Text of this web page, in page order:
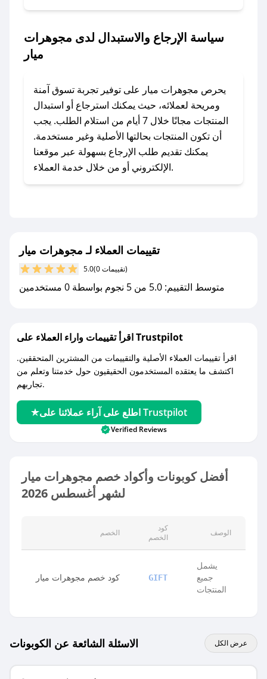
### ماذا أفعل إذا لم أجد كود خصم لمتجري
في حال عدم توفر كوبونات لمتجرك المفضل، يمكنك
مراسلتنا مباشرة وسنعمل على توفير الكوبونات في
### كيف تحصل على كوبونات خصم حصرية من
مجوهرات ميار؟
للحصول على كوبونات وخصومات حصرية، قم بما
يلي:
- اضغط على أيقونة متابعة لمتجر مجوهرات ميار في
مع صحصح، تسوق بذكاء ووفّر على كل مشترياتك مع
كوبونات خصم حصرية من مجوهرات ميار!
سياسة الإرجاع والاستبدال لدى مجوهرات
ميار
يحرص مجوهرات ميار على توفير تجربة تسوق آمنة
ومريحة لعملائه، حيث يمكنك استرجاع أو استبدال
المنتجات مجانًا خلال 7 أيام من استلام الطلب. يجب
أن تكون المنتجات بحالتها الأصلية وغير مستخدمة.
يمكنك تقديم طلب الإرجاع بسهولة عبر موقعنا
الإلكتروني أو من خلال خدمة العملاء.
تقييمات العملاء لـ مجوهرات ميار
5.0 (0 تقييمات)
متوسط التقييم: 5.0 من 5 نجوم بواسطة 0 مستخدمين
اقرأ تقييمات واراء العملاء على Trustpilot
اقرأ تقييمات العملاء الأصلية والتقييمات من المشترين المتحققين.
اكتشف ما يعتقده المستخدمون الحقيقيون حول خدمتنا وتعلم من
تجاربهم.
اطلع على آراء عملائنا على Trustpilot
Verified Reviews
أفضل كوبونات وأكواد خصم مجوهرات ميار
لشهر أغسطس 2026
الخصم
كود
الخصم
الوصف
كود خصم مجوهرات ميار GIFT
يشمل
جميع
المنتجات
الاسئلة الشائعة عن الكوبونات عرض الكل